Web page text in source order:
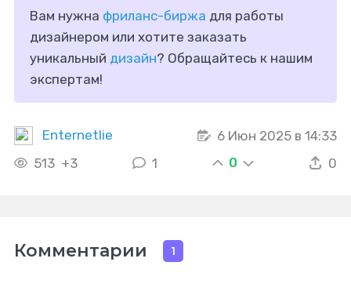
Вам нужна фриланс-биржа для работы
дизайнером или хотите заказать
уникальный дизайн? Обращайтесь к нашим
экспертам!
Enternetlie
6 Июн 2025 в 14:33
513 +3 1 0 0
Комментарии 1